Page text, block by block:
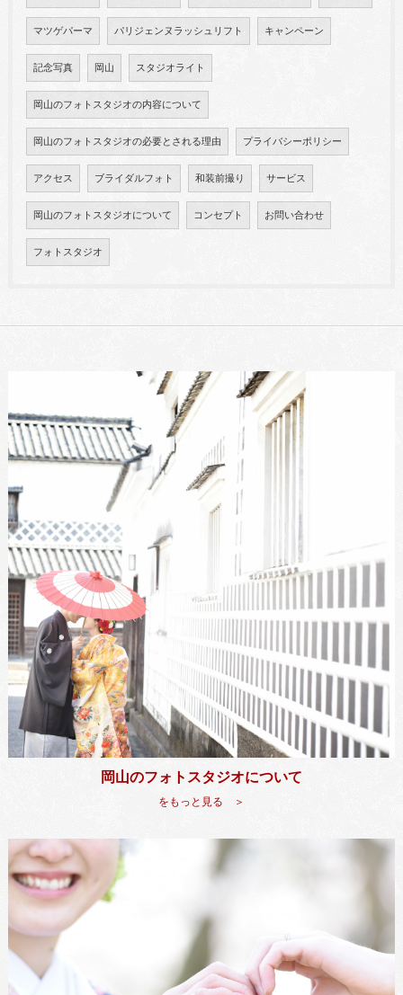
マツゲパーマ パリジェンヌラッシュリフト キャンペーン
記念写真 岡山 スタジオライト
岡山のフォトスタジオの内容について
岡山のフォトスタジオの必要とされる理由 プライバシーポリシー
アクセス ブライダルフォト 和装前撮り サービス
岡山のフォトスタジオについて コンセプト お問い合わせ
フォトスタジオ
岡山のフォトスタジオについて
をもっと見る ＞